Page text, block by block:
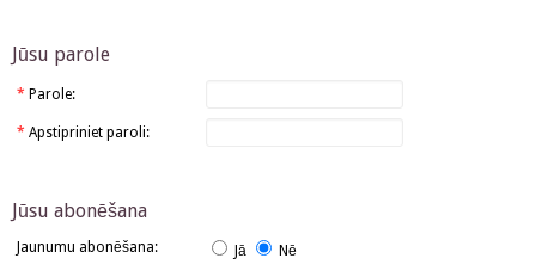
Jūsu parole
* Parole:
* Apstipriniet paroli:
Jūsu abonēšana
Jaunumu abonēšana: Jā Nē